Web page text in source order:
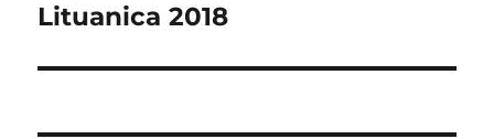
bericht:
Lituanica 2018